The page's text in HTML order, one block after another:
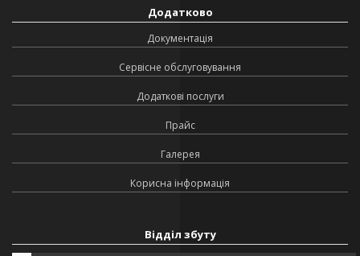
Додатково
Документація
Сервісне обслуговування
Додаткові послуги
Прайс
Галерея
Корисна інформація
Відділ збуту